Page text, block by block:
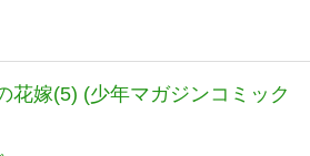
花嫁(5) (少年マガジンコミック